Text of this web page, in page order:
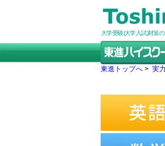
大学受験(大学入試)対策
東進トップへ > 実